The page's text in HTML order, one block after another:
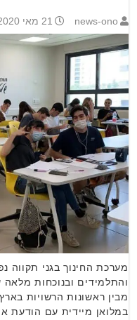
news-ono 21 מאי 2020 12:57
והתלמידים ובנוכחות מלאה
מבין ראשונות הרשויות
במלואן מיידית עם הודעת